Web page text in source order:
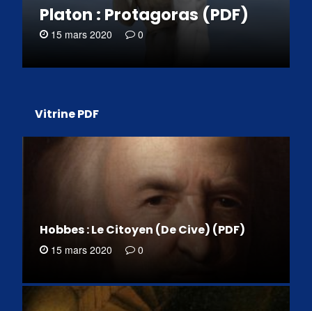
Platon : Protagoras (PDF)
15 mars 2020 0
Vitrine PDF
Hobbes : Le Citoyen (De Cive) (PDF)
15 mars 2020 0